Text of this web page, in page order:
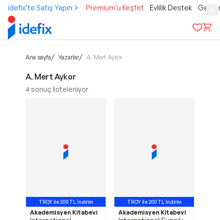
idefix’te Satış Yapın Premium'u Keşfet Evlilik Destek
Ana sayfa/ Yazarlar/ A. Mert Aykor
A. Mert Aykor
4 sonuç listeleniyor
TROY ile 200 TL İndirim
Akademisyen Kitabevi
TROY ile 200 TL İndirim
Akademisyen Kitabevi